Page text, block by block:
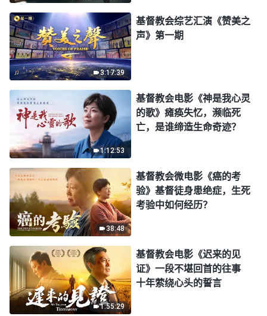
3:17:39
基督教会综艺汇演《赞美之
声》第一期
1:12:53
基督教会电影《神是我心灵
的歌》瘫痪失忆，濒临死
亡，是谁缔造生命奇迹？
38:48
基督教会微电影《癌的考
验》基督徒身患绝症，生死
考验中如何经历？
1:55:29
基督教会电影《迟来的见
证》一段不堪回首的往事
十年萦绕心头的誓言